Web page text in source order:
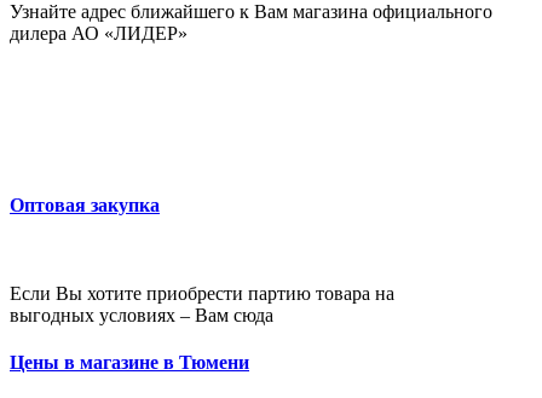
Узнайте адрес ближайшего к Вам магазина официального
дилера АО «ЛИДЕР»
Оптовая закупка
Если Вы хотите приобрести партию товара на
выгодных условиях – Вам сюда
Цены в магазине в Тюмени